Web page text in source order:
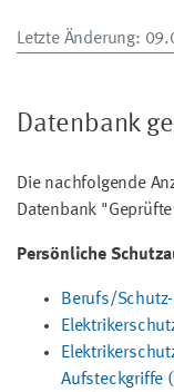
Letzte Änderung:
Datenbank
Die nachfolgende
Datenbank
Persönliche
Berufs/
Aufsteckgriffe